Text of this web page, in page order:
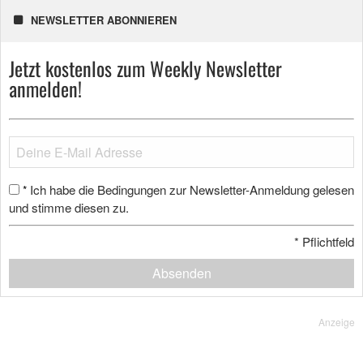
NEWSLETTER ABONNIEREN
Jetzt kostenlos zum Weekly Newsletter
anmelden!
* Ich habe die Bedingungen zur Newsletter-Anmeldung gelesen
und stimme diesen zu.
* Pflichtfeld
Absenden
Anzeige